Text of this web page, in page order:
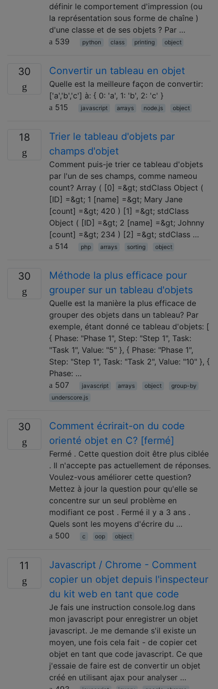
définir le comportement d'impression (ou
la représentation sous forme de chaîne )
d'une classe et de ses objets ? Par …
539
python class printing object
30 Convertir un tableau en objet
Quelle est la meilleure façon de convertir:
['a','b','c'] à: { 0: 'a', 1: 'b', 2: 'c' }
515
javascript arrays node.js object
18
Trier le tableau d'objets par
champs d'objet
Comment puis-je trier ce tableau d'objets
par l'un de ses champs, comme nameou
count? Array ( [0] =&gt; stdClass Object (
[ID] =&gt; 1 [name] =&gt; Mary Jane
[count] =&gt; 420 ) [1] =&gt; stdClass
Object ( [ID] =&gt; 2 [name] =&gt; Johnny
[count] =&gt; 234 ) [2] =&gt; stdClass …
514
php arrays sorting object
30
Méthode la plus efficace pour
grouper sur un tableau d'objets
Quelle est la manière la plus efficace de
grouper des objets dans un tableau? Par
exemple, étant donné ce tableau d'objets: [
{ Phase: "Phase 1", Step: "Step 1", Task:
"Task 1", Value: "5" }, { Phase: "Phase 1",
Step: "Step 1", Task: "Task 2", Value: "10" }, {
Phase: …
507
javascript arrays object
group-by
underscore.js
30
Comment écrirait-on du code
orienté objet en C? [fermé]
Fermé . Cette question doit être plus ciblée
. Il n'accepte pas actuellement de réponses.
Voulez-vous améliorer cette question?
Mettez à jour la question pour qu'elle se
concentre sur un seul problème en
modifiant ce post . Fermé il y a 3 ans .
Quels sont les moyens d'écrire du …
500
c oop object
11
Javascript / Chrome - Comment
copier un objet depuis l'inspecteur
du kit web en tant que code
Je fais une instruction console.log dans
mon javascript pour enregistrer un objet
javascript. Je me demande s'il existe un
moyen, une fois cela fait - de copier cet
objet en tant que code javascript. Ce que
j'essaie de faire est de convertir un objet
créé en utilisant ajax pour analyser …